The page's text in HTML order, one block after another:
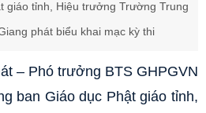
giáo tỉnh, Hiệu trưởng Trường Trung
phát biểu khai mạc kỳ thi
– Phó trưởng BTS GHPGVN
ban Giáo dục Phật giáo tỉnh,